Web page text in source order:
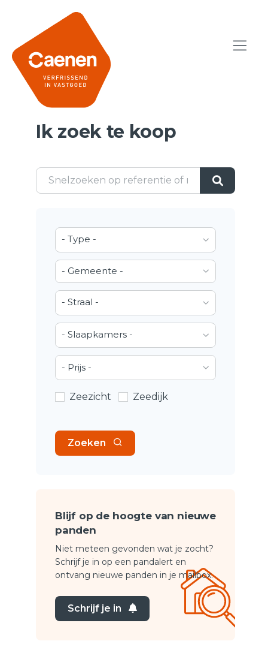
Ik zoek te koop
- Type -
- Gemeente -
- Straal -
- Slaapkamers -
- Prijs -
Zeezicht Zeedijk
Zoeken
Blijf op de hoogte van nieuwe
panden
Niet meteen gevonden wat je zocht?
Schrijf je in op een pandalert en
ontvang nieuwe panden in je mailbox.
Schrijf je in